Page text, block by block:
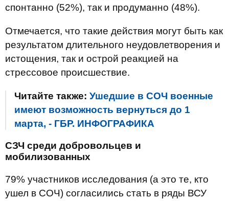
спонтанно (52%), так и продуманно (48%).
Отмечается, что такие действия могут быть как
результатом длительного неудовлетворения и
истощения, так и острой реакцией на
стрессовое происшествие.
Читайте также: Ушедшие в СОЧ военные
имеют возможность вернуться до 1
марта, - ГБР. ИНФОГРАФИКА
СЗЧ среди добровольцев и
мобилизованных
79% участников исследования (а это те, кто
ушел в СОЧ) согласились стать в ряды ВСУ